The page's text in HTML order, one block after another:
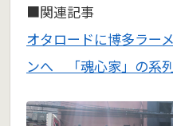
■関連記事
オタロードに博多ラー
ンへ 「魂心家」の系